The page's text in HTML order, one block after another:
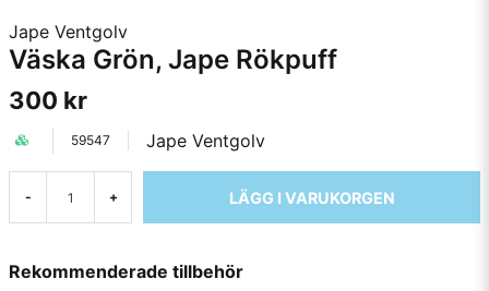
Jape Ventgolv
Väska Grön, Jape Rökpuff
300 kr
59547 Jape Ventgolv
- + LÄGG I VARUKORGEN
Rekommenderade tillbehör